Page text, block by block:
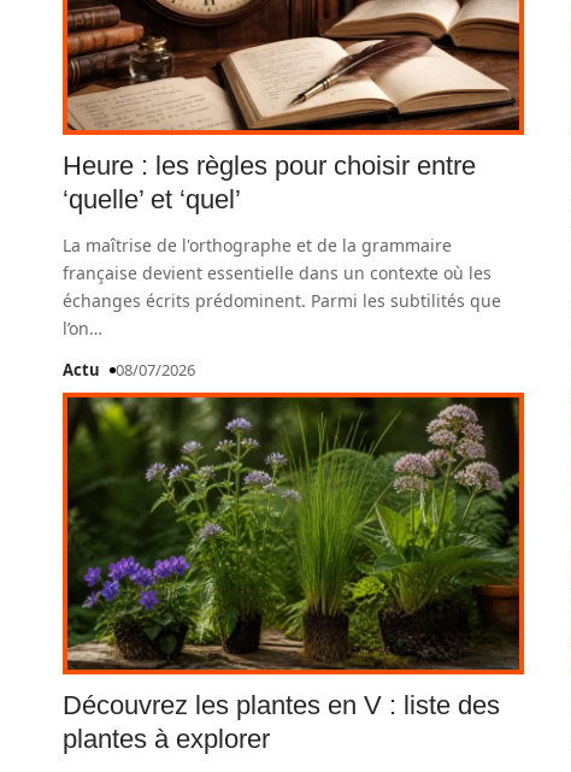
Heure : les règles pour choisir entre
‘quelle’ et ‘quel’
La maîtrise de l'orthographe et de la grammaire
française devient essentielle dans un contexte où les
échanges écrits prédominent. Parmi les subtilités que
l’on…
Actu 08/07/2026
Découvrez les plantes en V : liste des
plantes à explorer